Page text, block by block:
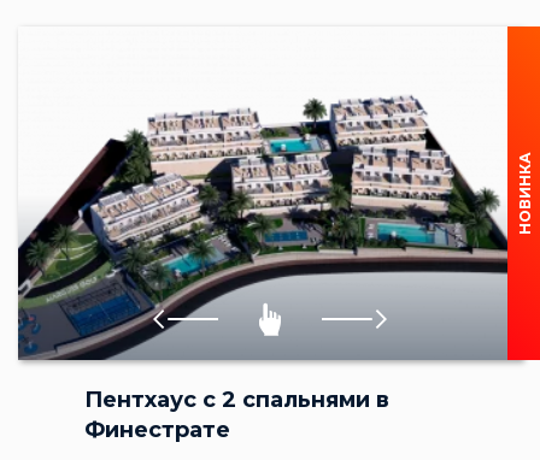
НОВИНКА
Пентхаус с 2 спальнями в
Финестрате